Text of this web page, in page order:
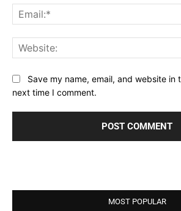
Save my name, email, and website in
next time I comment.
MOST POPULAR